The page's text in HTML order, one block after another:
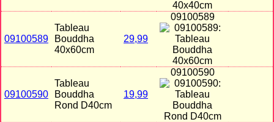
09100589
Tableau
Bouddha
40x60cm
29,99
09100589
09100590
Tableau
Bouddha
Rond D40cm
19,99
09100590